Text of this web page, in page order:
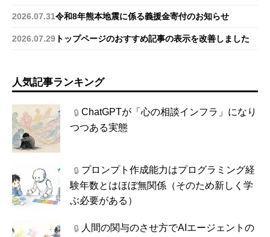
2026.07.31令和8年熊本地震に係る義援金寄付のお知らせ
2026.07.29 トップページのおすすめ記事の表示を改善しました
人気記事ランキング
🔒ChatGPTが「心の相談インフラ」になり
つつある実態
🔒プロンプト作成能力はプログラミング経
験年数とはほぼ無関係（そのため新しく学
ぶ必要がある）
🔒人間の関与のさせ方でAIエージェントの